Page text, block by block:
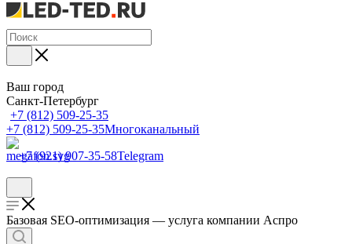
Ваш город
Санкт-Петербург
+7 (812) 509-25-35
+7 (812) 509-25-35Многоканальный
+7 (921) 907-35-58Telegram
Базовая SEO-оптимизация — услуга компании Аспро